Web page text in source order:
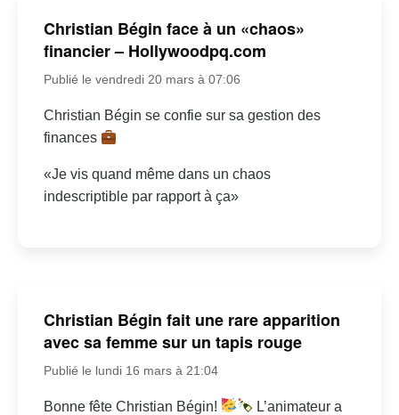
Christian Bégin face à un «chaos»
financier – Hollywoodpq.com
Publié le vendredi 20 mars à 07:06
Christian Bégin se confie sur sa gestion des
finances
«Je vis quand même dans un chaos
indescriptible par rapport à ça»
Christian Bégin fait une rare apparition
avec sa femme sur un tapis rouge
Publié le lundi 16 mars à 21:04
Bonne fête Christian Bégin!
L’animateur a